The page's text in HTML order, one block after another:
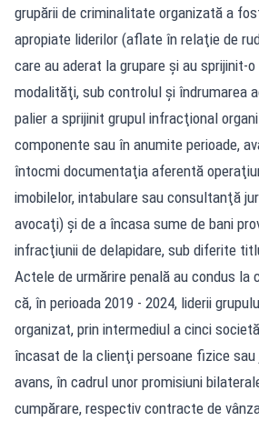
grupării de criminalitate organizată a
apropiate liderilor (aflate în relaţie de
care au aderat la grupare şi au sprijinit-
modalităţi, sub controlul şi îndrumarea
palier a sprijinit grupul infracţional
componente sau în anumite perioade,
întocmi documentaţia aferentă
imobilelor, intabulare sau consultanţă
avocaţi) şi de a încasa sume de bani
infracţiunii de delapidare, sub diferite
Actele de urmărire penală au condus
că, în perioada 2019 - 2024, liderii
organizat, prin intermediul a cinci
încasat de la clienţi persoane fizice
avans, în cadrul unor promisiuni
cumpărare, respectiv contracte de